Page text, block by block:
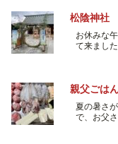
松陰神社
お休みな
て来まし
親父ごは
夏の暑さ
で、お父